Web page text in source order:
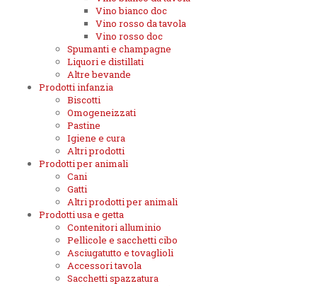
Vino bianco doc
Vino rosso da tavola
Vino rosso doc
Spumanti e champagne
Liquori e distillati
Altre bevande
Prodotti infanzia
Biscotti
Omogeneizzati
Pastine
Igiene e cura
Altri prodotti
Prodotti per animali
Cani
Gatti
Altri prodotti per animali
Prodotti usa e getta
Contenitori alluminio
Pellicole e sacchetti cibo
Asciugatutto e tovaglioli
Accessori tavola
Sacchetti spazzatura